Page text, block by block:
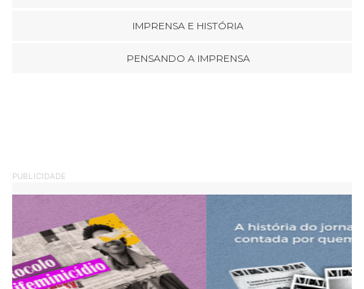
IMPRENSA E HISTÓRIA
PENSANDO A IMPRENSA
PUBLICIDADE